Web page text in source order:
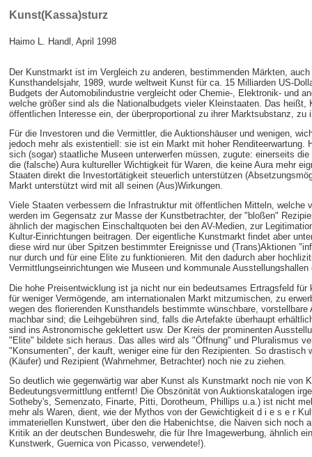
Kunst(Kassa)sturz
Haimo L. Handl, April 1998
Der Kunstmarkt ist im Vergleich zu anderen, bestimmenden Märkten,
Kunsthandelsjahr, 1989, wurde weltweit Kunst für ca. 15 Milliarden US-
Budgets der Automobilindustrie vergleicht oder Chemie-, Elektronik- und
welche größer sind als die Nationalbudgets vieler Kleinstaaten. Das
öffentlichen Interesse ein, der überproportional zu ihrer Marktsubstanz, zu
Für die Investoren und die Vermittler, die Auktionshäuser und wenigen,
jedoch mehr als existentiell: sie ist ein Markt mit hoher Renditeerwartung.
sich (sogar) staatliche Museen unterwerfen müssen, zugute: einerseits
die (falsche) Aura kultureller Wichtigkeit für Waren, die keine Aura mehr
Staaten direkt die Investortätigkeit steuerlich unterstützen
Markt unterstützt wird mit all seinen (Aus)Wirkungen.
Viele Staaten verbessern die Infrastruktur mit öffentlichen Mitteln, welche
werden im Gegensatz zur Masse der Kunstbetrachter, der "bloßen"
ähnlich der magischen Einschaltquoten bei den AV-Medien, zur
Kultur-Einrichtungen beitragen. Der eigentliche Kunstmarkt findet aber
diese wird nur über Spitzen bestimmter Ereignisse und (Trans)Aktionen
nur durch und für eine Elite zu funktionieren. Mit den dadurch aber
Vermittlungseinrichtungen wie Museen und kommunale
Die hohe Preisentwicklung ist ja nicht nur ein bedeutsames Ertragsfeld für
für weniger Vermögende, am internationalen Markt mitzumischen, zu
wegen des florierenden Kunsthandels bestimmte wünschbare,
machbar sind; die Leihgebühren sind, falls die Artefakte überhaupt
sind ins Astronomische geklettert usw. Der Kreis der prominenten
"Elite" bildete sich heraus. Das alles wird als "Öffnung" und Pluralismus
"Konsumenten", der kauft, weniger eine für den Rezipienten. So drastisch
(Käufer) und Rezipient (Wahrnehmer, Betrachter) noch nie zu ziehen.
So deutlich wie gegenwärtig war aber Kunst als Kunstmarkt noch nie von
Bedeutungsvermittlung entfernt! Die Obszönität von Auktionskatalogen
Sotheby's, Semenzato, Finarte, Pitti, Dorotheum, Phillips u.a.) ist nicht
mehr als Waren, dient, wie der Mythos von der Gewichtigkeit d i e s e r
immateriellen Kunstwert, über den die Habenichtse, die Naiven sich noch
Kritik an der deutschen Bundeswehr, die für Ihre Imagewerbung, ähnlich
Kunstwerk, Guernica von Picasso, verwendete!).